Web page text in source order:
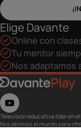
Elige Davante
Online con
Tu mentor
Nos adaptamos
Televisión educativa líder en
Nos abrimos al mundo para